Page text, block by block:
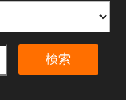
検索